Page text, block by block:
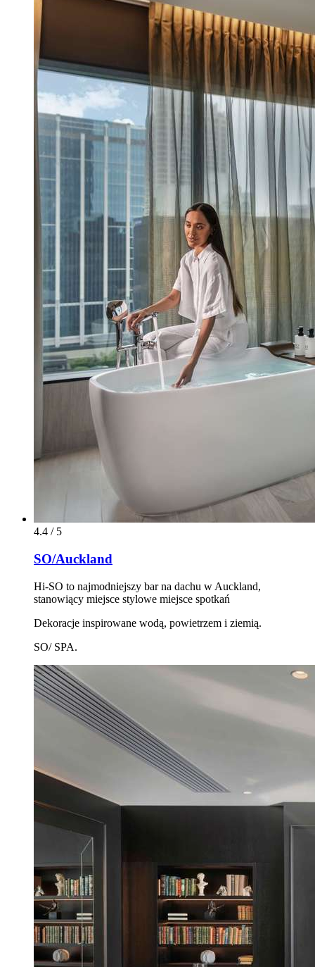
4.4 / 5
SO/Auckland
Hi-SO to najmodniejszy bar na dachu w Auckland,
stanowiący miejsce stylowe miejsce spotkań
Dekoracje inspirowane wodą, powietrzem i ziemią.
SO/ SPA.